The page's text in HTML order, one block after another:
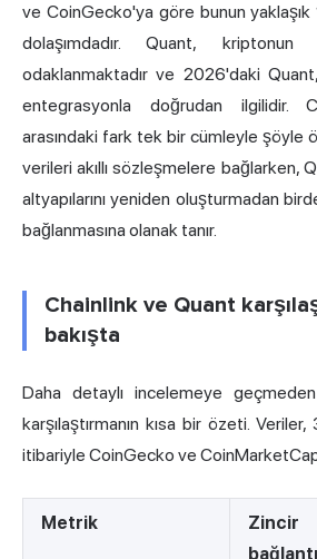
ve CoinGecko'ya göre bunun
dolaşımdadır. Quant, kriptonun
odaklanmaktadır ve 2026'daki
entegrasyonla doğrudan ilgilidir.
arasındaki fark tek bir cümleyle şöyle
verileri akıllı sözleşmelere bağlarken,
altyapılarını yeniden oluşturmadan
bağlanmasına olanak tanır.
Chainlink ve Quant
bakışta
Daha detaylı incelemeye
karşılaştırmanın kısa bir özeti.
itibariyle CoinGecko ve
Metrik
Zincir